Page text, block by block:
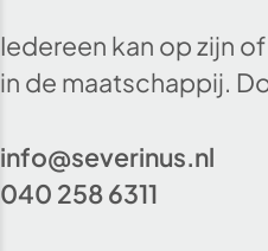
Iedereen kan op zijn
in de maatschappij.
info@severinus.nl
040 258 6311